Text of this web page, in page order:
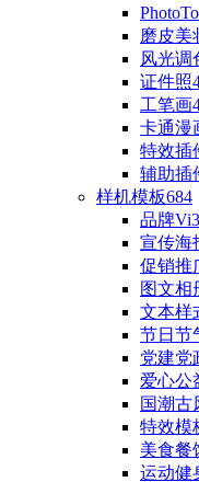
磨皮美
风光调
证件照
工笔画
卡通漫
特效插
辅助插
样机模板684
品牌Vi
宣传海
促销推
图文相
文本样
节日节
党建党
爱心公
国潮古
特效模
美食餐
运动健